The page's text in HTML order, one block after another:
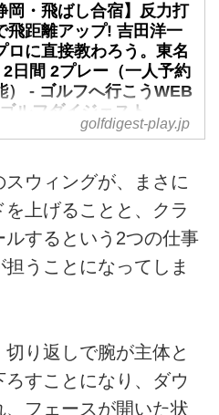
岡・飛ばし合宿】反力打
飛距離アップ! 吉田洋一
ロに直接教わろう。東名
2日間 2プレー（一人予約
） - ゴルフへ行こうWEB
ルフダイジェスト
年10月3日～10月4日 東京
より受付2019年ゴルフダイ
ストアワードで、今年度の
ッスン オブ ザ イヤー」に輝
吉田洋一郎プロによる初の
距離アップ&上達合宿」で
重な2日間。合宿会場は、女
アー「スタンレーレディス」
台でもある東名カントリーク
golfdigest-play.jp
ウィングが、まさに
上げることと、クラ
するという2つの仕事
うことになってしま
り返しで腕が主体と
すことになり、ダウ
フェースが開いた状